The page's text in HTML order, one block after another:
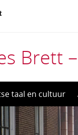
Brett
taal en cultuur